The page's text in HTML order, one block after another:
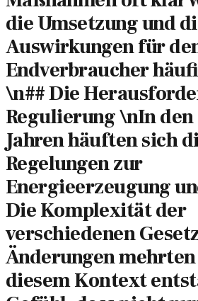
die Umsetzung und
Auswirkungen für
Endverbraucher
\n## Die
Regulierung \nIn
Jahren häuften sich
Regelungen zur
Energieerzeugung
Die Komplexität der
verschiedenen
Änderungen
diesem Kontext